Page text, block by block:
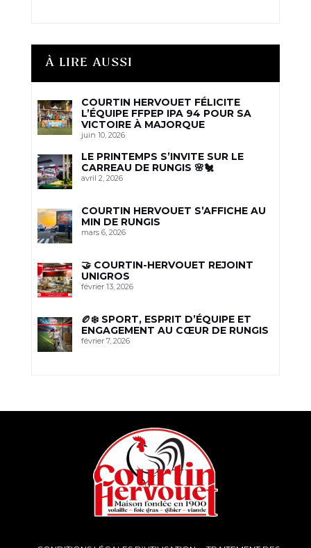
À LIRE AUSSI
COURTIN HERVOUET FÉLICITE
L’ÉQUIPE FFPEP IPA 94 POUR SA
VICTOIRE À MAJORQUE
juin 10, 2026
LE PRINTEMPS S’INVITE SUR LE
CARREAU DE RUNGIS 🌸🐔
avril 2, 2026
COURTIN HERVOUET S’AFFICHE AU
MIN DE RUNGIS
mars 6, 2026
🤝 COURTIN-HERVOUET REJOINT
UNIGROS
février 13, 2026
🏉❄️ SPORT, ESPRIT D’ÉQUIPE ET
ENGAGEMENT AU CŒUR DE RUNGIS
février 7, 2026